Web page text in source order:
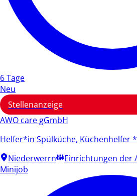
6 Tage
Neu
Stellenanzeige
AWO care gGmbH
Helfer*in Spülküche, Küchenhelfer
Niederwerrn
Einrichtungen der
Minijob